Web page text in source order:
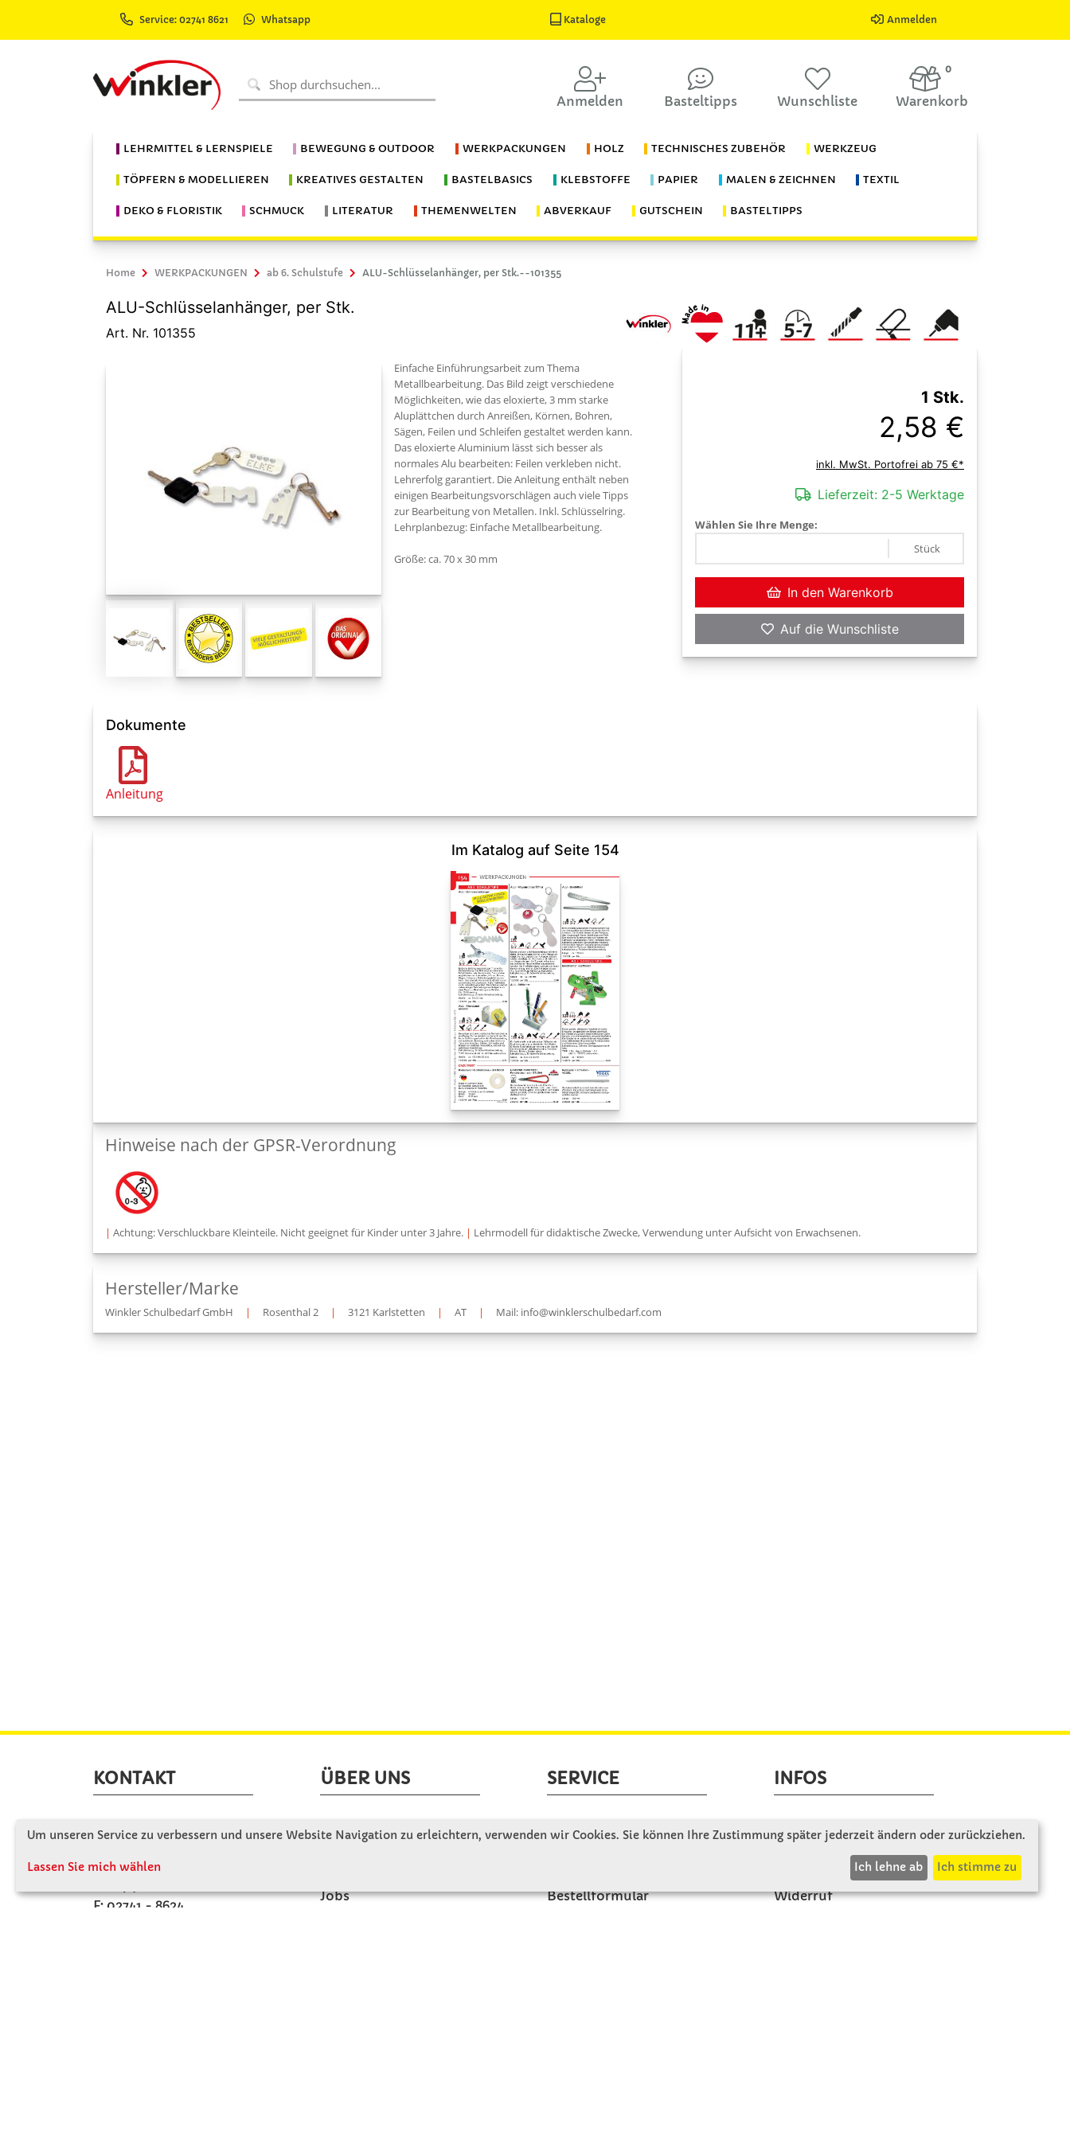
Service: 02741 8621 Whatsapp Kataloge Anmelden
Anmelden Basteltipps Wunschliste
0
Warenkorb
LEHRMITTEL & LERNSPIELE BEWEGUNG & OUTDOOR WERKPACKUNGEN HOLZ TECHNISCHES ZUBEHÖR WERKZEUG
TÖPFERN & MODELLIEREN KREATIVES GESTALTEN BASTELBASICS KLEBSTOFFE PAPIER MALEN & ZEICHNEN TEXTIL
DEKO & FLORISTIK SCHMUCK LITERATUR THEMENWELTEN ABVERKAUF GUTSCHEIN BASTELTIPPS
Home WERKPACKUNGEN ab 6. Schulstufe ALU-Schlüsselanhänger, per Stk.--101355
ALU-Schlüsselanhänger, per Stk.
Art. Nr. 101355
Einfache Einführungsarbeit zum Thema
Metallbearbeitung. Das Bild zeigt verschiedene
Möglichkeiten, wie das eloxierte, 3 mm starke
Aluplättchen durch Anreißen, Körnen, Bohren,
Sägen, Feilen und Schleifen gestaltet werden kann.
Das eloxierte Aluminium lässt sich besser als
normales Alu bearbeiten: Feilen verkleben nicht.
Lehrerfolg garantiert. Die Anleitung enthält neben
einigen Bearbeitungsvorschlägen auch viele Tipps
zur Bearbeitung von Metallen. Inkl. Schlüsselring.
Lehrplanbezug: Einfache Metallbearbeitung.
Größe: ca. 70 x 30 mm
1 Stk.
2,58 €
inkl. MwSt. Portofrei ab 75 €*
Lieferzeit: 2-5 Werktage
Wählen Sie Ihre Menge:
Stück
In den Warenkorb
Auf die Wunschliste
Dokumente
Anleitung
Im Katalog auf Seite 154
Hinweise nach der GPSR-Verordnung
| Achtung: Verschluckbare Kleinteile. Nicht geeignet für Kinder unter 3 Jahre. | Lehrmodell für didaktische Zwecke, Verwendung unter Aufsicht von Erwachsenen.
Hersteller/Marke
Winkler Schulbedarf GmbH | Rosenthal 2 | 3121 Karlstetten | AT | Mail: info@winklerschulbedarf.com
KONTAKT
Winkler Schulbedarf GmbH
A - 3121 Karlstetten
F: 02741 - 8624
ÜBER UNS
Wir stellen uns vor
Jobs
SERVICE
Gute Gründe für Winkler
Bestellformular
INFOS
Zahlung & Versand
Rücksendung
Widerruf
Um unseren Service zu verbessern und unsere Website Navigation zu erleichtern, verwenden wir Cookies. Sie können Ihre Zustimmung später jederzeit ändern oder zurückziehen.
Lassen Sie mich wählen Ich lehne ab Ich stimme zu